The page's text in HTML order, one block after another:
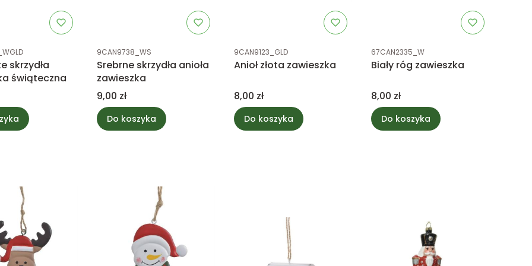
skrzydła
świąteczna
Kod produktu
9CAN9738_WS
Srebrne skrzydła anioła
zawieszka
Cena
9,00 zł
Do koszyka
Kod produktu
9CAN9123_GLD
Anioł złota zawieszka
Cena
8,00 zł
Do koszyka
Kod produktu
67CAN2335_W
Biały róg zawieszka
Cena
8,00 zł
Do koszyka